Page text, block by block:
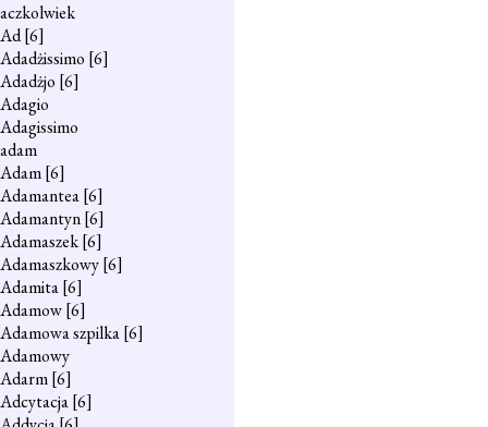
aczkolwiek
Ad[6]
Adadżissimo [6]
Adadżjo [6]
Adagio
Adagissimo
adam
Adam[6]
Adamantea[6]
Adamantyn[6]
Adamaszek[6]
Adamaszkowy[6]
Adamita[6]
Adamow[6]
Adamowa szpilka[6]
Adamowy
Adarm[6]
Adcytacja[6]